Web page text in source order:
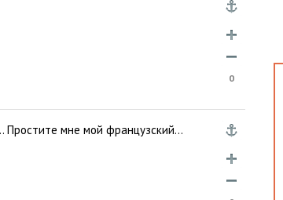
0
Простите мне мой французский…